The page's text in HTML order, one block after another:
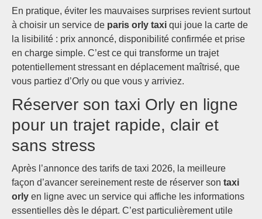
En pratique, éviter les mauvaises surprises revient surtout
à choisir un service de paris orly taxi qui joue la carte de
la lisibilité : prix annoncé, disponibilité confirmée et prise
en charge simple. C’est ce qui transforme un trajet
potentiellement stressant en déplacement maîtrisé, que
vous partiez d’Orly ou que vous y arriviez.
Réserver son taxi Orly en ligne
pour un trajet rapide, clair et
sans stress
Après l’annonce des tarifs de taxi 2026, la meilleure
façon d’avancer sereinement reste de réserver son taxi
orly en ligne avec un service qui affiche les informations
essentielles dès le départ. C’est particulièrement utile